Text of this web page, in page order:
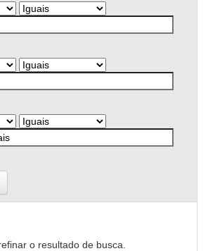
o resultado de busca.